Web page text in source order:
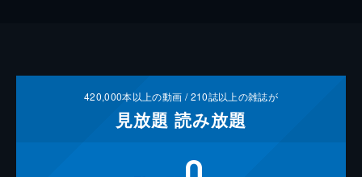
420,000本以上の動画 /210誌以上の雑誌が
見放題 読み放題